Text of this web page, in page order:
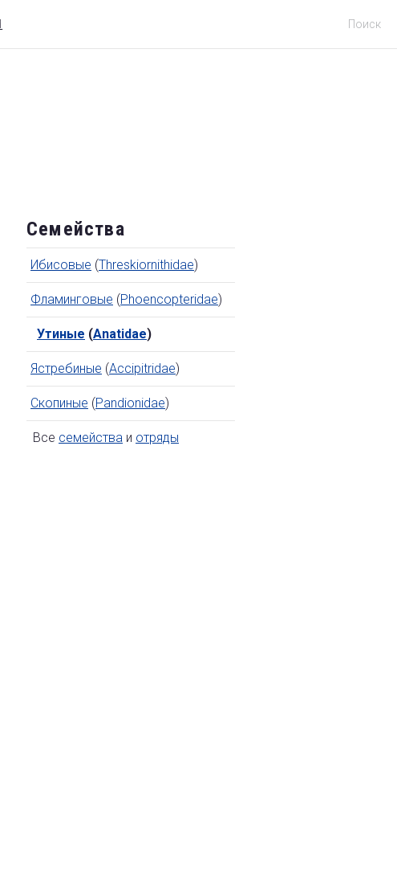
Поиск
Семейства
Ибисовые (Threskiornithidae)
Фламинговые (Phoencopteridae)
Утиные (Anatidae)
Ястребиные (Accipitridae)
Скопиные (Pandionidae)
Все семейства и отряды